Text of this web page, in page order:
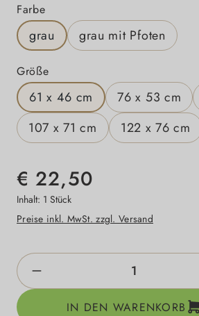
Farbeauswählen
grau grau mit Pfoten
Größeauswählen
61 x 46 cm 76 x 53 cm
107 x 71 cm
122 x 76 cm
€ 22,50
Inhalt: 1 Stück
Preise inkl. MwSt. zzgl. Versand
Produkt Anzahl: Gib den
IN DEN WARENKORB